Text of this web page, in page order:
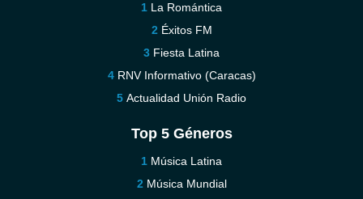
La Romántica
Éxitos FM
Fiesta Latina
RNV Informativo (Caracas)
Actualidad Unión Radio
Top 5 Géneros
Música Latina
Música Mundial